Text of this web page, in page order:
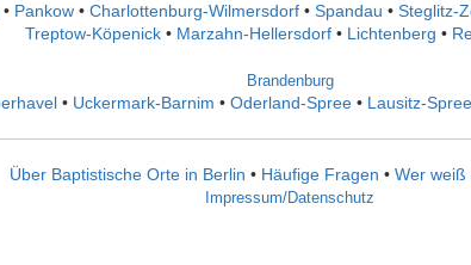
• Pankow • Charlottenburg-Wilmersdorf • Spandau • Steglitz-
Treptow-Köpenick• Marzahn-Hellersdorf• Lichtenberg •
Brandenburg
• Uckermark-Barnim • Oderland-Spree• Lausitz-
Über Baptistische Orte in Berlin • Häufige Fragen • Wer weiß
Impressum/Datenschutz